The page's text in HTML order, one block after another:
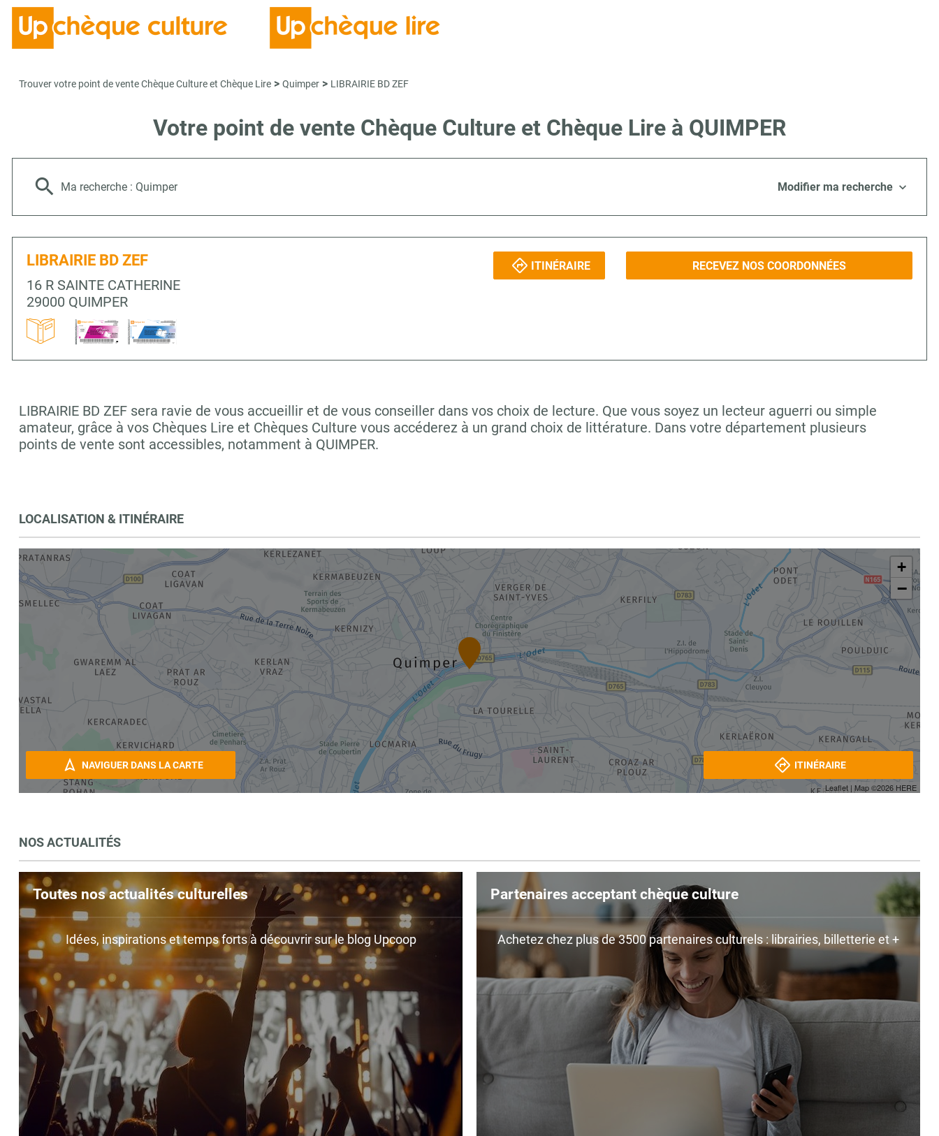
Trouver votre point de vente Chèque Culture et Chèque Lire > Quimper > LIBRAIRIE BD ZEF
Votre point de vente Chèque Culture et Chèque Lire à QUIMPER
Ma recherche : Quimper Modifier ma recherche
LIBRAIRIE BD ZEF
16 R SAINTE CATHERINE
29000 QUIMPER
ITINÉRAIRE RECEVEZ NOS COORDONNÉES
LIBRAIRIE BD ZEF sera ravie de vous accueillir et de vous conseiller dans vos choix de lecture. Que vous soyez un lecteur aguerri ou simple
amateur, grâce à vos Chèques Lire et Chèques Culture vous accéderez à un grand choix de littérature. Dans votre département plusieurs
points de vente sont accessibles, notamment à QUIMPER.
LOCALISATION & ITINÉRAIRE
+
−
Leaflet | Map ©2026 HERE
NAVIGUER DANS LA CARTE ITINÉRAIRE
NOS ACTUALITÉS
Toutes nos actualités culturelles
Idées, inspirations et temps forts à découvrir sur le blog Upcoop
Partenaires acceptant chèque culture
Achetez chez plus de 3500 partenaires culturels : librairies, billetterie et +